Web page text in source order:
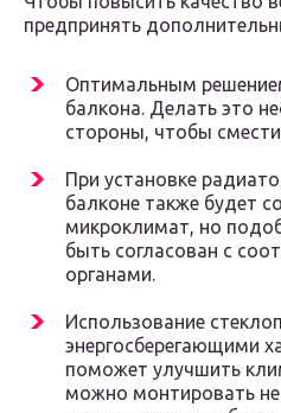
предпринять
Оптимальным
балкона. Делать это
стороны, чтобы
При установке
балконе также будет
микроклимат, но
быть согласован с
органами.
Использование
энергосберегающими
поможет улучшить
можно монтировать